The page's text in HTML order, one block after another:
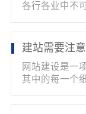
各行各业中不
建站需要注
网站建设是一
其中的每一个